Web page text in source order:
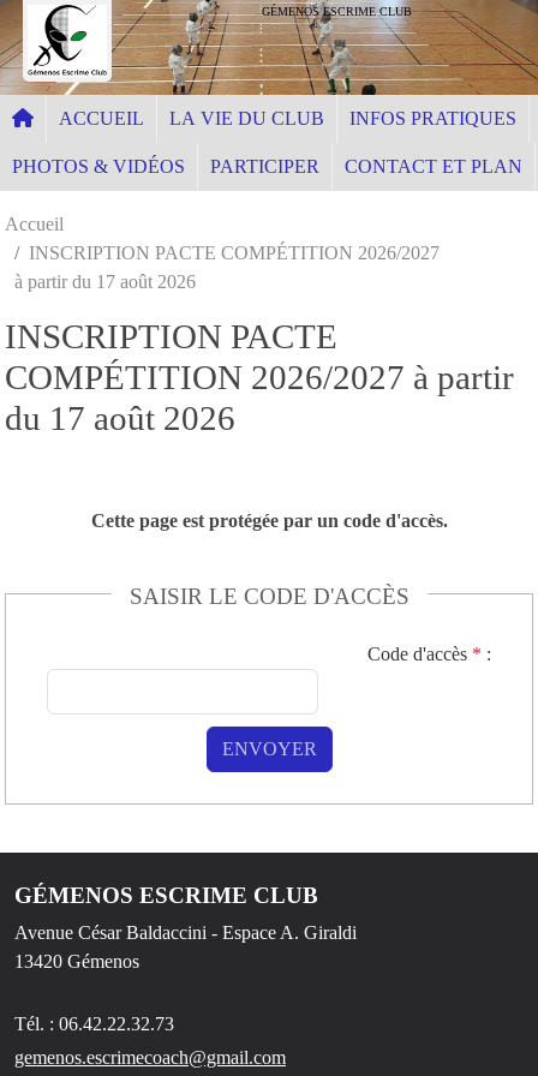
GÉMENOS ESCRIME CLUB
ACCUEIL LA VIE DU CLUB INFOS PRATIQUES
PHOTOS & VIDÉOS PARTICIPER CONTACT ET PLAN
Accueil
INSCRIPTION PACTE COMPÉTITION 2026/2027
à partir du 17 août 2026
INSCRIPTION PACTE
COMPÉTITION 2026/2027 à partir
du 17 août 2026
Cette page est protégée par un code d'accès.
SAISIR LE CODE D'ACCÈS
Code d'accès * :
ENVOYER
GÉMENOS ESCRIME CLUB
Avenue César Baldaccini - Espace A. Giraldi
13420 Gémenos
Tél. : 06.42.22.32.73
gemenos.escrimecoach@gmail.com
Panneau de gestion des cookies